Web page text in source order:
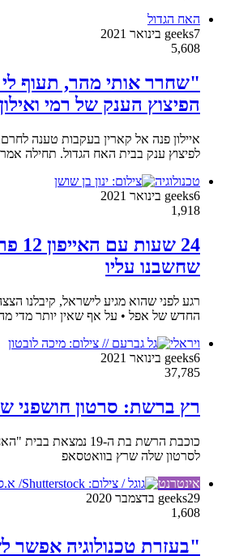
האח הגדול
geeks7 בינואר 2021
5,608
"שחרר אותי מהר, תעוף
הפיצוץ הענק של רמי
איילון פנה אל קארין בעקבות טענה
לפיצוץ ענק בבית האח הגדול. תחילה
טכנולוגיה
geeks6 בינואר 2021
1,918
24
שחשבנו עליו
רגע לפני שהוא מגיע לישראל, קיבלנו
החדש של אפל • על אף שאין יותר מדי
ויראלי
geeks6 בינואר 2021
37,785
רץ ברשת: סרטון חושפני
כוכבת הרשת בת ה-19
לסרטון שלה שרץ בוואטסאפ
אינטרנט
geeks29 בדצמבר 2020
1,608